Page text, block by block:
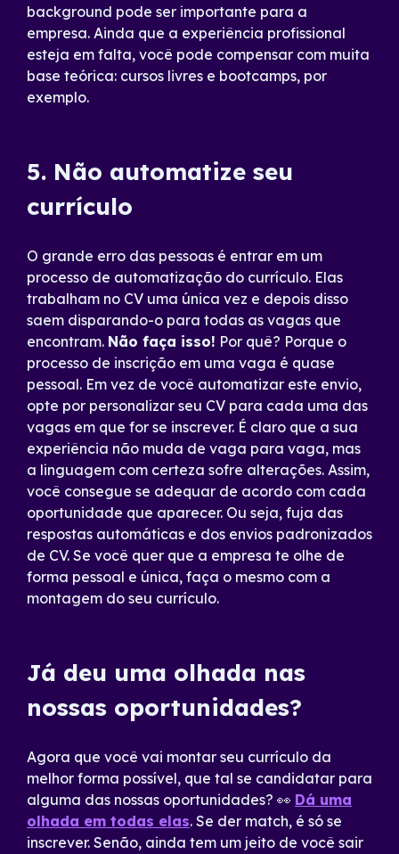
background pode ser importante para a
empresa. Ainda que a experiência profissional
esteja em falta, você pode compensar com muita
base teórica: cursos livres e bootcamps, por
exemplo.
5. Não automatize seu
currículo
O grande erro das pessoas é entrar em um
processo de automatização do currículo. Elas
trabalham no CV uma única vez e depois disso
saem disparando-o para todas as vagas que
encontram. Não faça isso! Por quê? Porque o
processo de inscrição em uma vaga é quase
pessoal. Em vez de você automatizar este envio,
opte por personalizar seu CV para cada uma das
vagas em que for se inscrever. É claro que a sua
experiência não muda de vaga para vaga, mas
a linguagem com certeza sofre alterações. Assim,
você consegue se adequar de acordo com cada
oportunidade que aparecer. Ou seja, fuja das
respostas automáticas e dos envios padronizados
de CV. Se você quer que a empresa te olhe de
forma pessoal e única, faça o mesmo com a
montagem do seu currículo.
Já deu uma olhada nas
nossas oportunidades?
Agora que você vai montar seu currículo da
melhor forma possível, que tal se candidatar para
alguma das nossas oportunidades? 👀 Dá uma
olhada em todas elas. Se der match, é só se
inscrever. Senão, ainda tem um jeito de você sair